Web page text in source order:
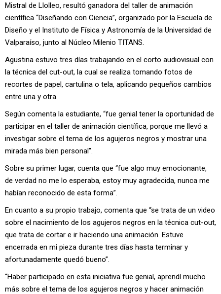
Mistral de Llolleo, resultó ganadora del taller de animación
científica “Diseñando con Ciencia”, organizado por la Escuela de
Diseño y el Instituto de Física y Astronomía de la Universidad de
Valparaíso, junto al Núcleo Milenio TITANS.
Agustina estuvo tres días trabajando en el corto audiovisual con
la técnica del cut-out, la cual se realiza tomando fotos de
recortes de papel, cartulina o tela, aplicando pequeños cambios
entre una y otra.
Según comenta la estudiante, “fue genial tener la oportunidad de
participar en el taller de animación científica, porque me llevó a
investigar sobre el tema de los agujeros negros y mostrar una
mirada más bien personal”.
Sobre su primer lugar, cuenta que “fue algo muy emocionante,
de verdad no me lo esperaba, estoy muy agradecida, nunca me
habían reconocido de esta forma”.
En cuanto a su propio trabajo, comenta que “se trata de un video
sobre el nacimiento de los agujeros negros en la técnica cut-out,
que trata de cortar e ir haciendo una animación. Estuve
encerrada en mi pieza durante tres días hasta terminar y
afortunadamente quedó bueno”.
“Haber participado en esta iniciativa fue genial, aprendí mucho
más sobre el tema de los agujeros negros y hacer animación